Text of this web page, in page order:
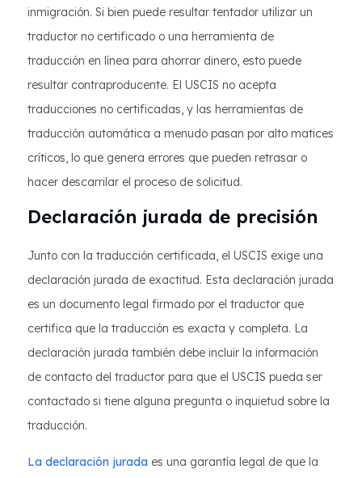
inmigración. Si bien puede resultar tentador utilizar un
traductor no certificado o una herramienta de
traducción en línea para ahorrar dinero, esto puede
resultar contraproducente. El USCIS no acepta
traducciones no certificadas, y las herramientas de
traducción automática a menudo pasan por alto matices
críticos, lo que genera errores que pueden retrasar o
hacer descarrilar el proceso de solicitud.
Declaración jurada de precisión
Junto con la traducción certificada, el USCIS exige una
declaración jurada de exactitud. Esta declaración jurada
es un documento legal firmado por el traductor que
certifica que la traducción es exacta y completa. La
declaración jurada también debe incluir la información
de contacto del traductor para que el USCIS pueda ser
contactado si tiene alguna pregunta o inquietud sobre la
traducción.
La declaración jurada es una garantía legal de que la